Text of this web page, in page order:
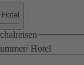
Hotel
Hotel